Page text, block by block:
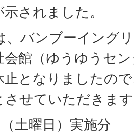
されました。
、バンブーイング
会館（ゆうゆうセ
止となりましたの
させていただきま
土曜日）実施分